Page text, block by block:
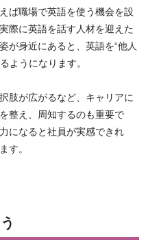
ば職場で英語を使う機会を設
際に英語を話す人材を迎えた
が身近にあると、英語を“他人
ようになります。
肢が広がるなど、キャリアに
整え、周知するのも重要で
になると社員が実感できれ
す。